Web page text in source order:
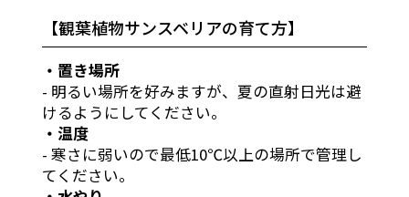
【観葉植物サンスベリアの育て方】
・置き場所
- 明るい場所を好みますが、夏の直射日光は避
けるようにしてください。
・温度
- 寒さに弱いので最低10℃以上の場所で管理し
てください。